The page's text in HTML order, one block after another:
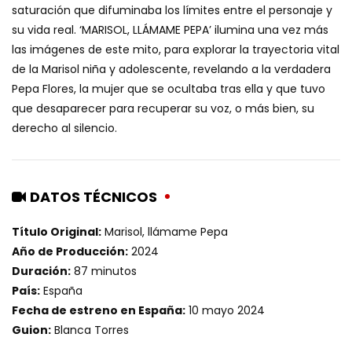
saturación que difuminaba los límites entre el personaje y
su vida real. ‘MARISOL, LLÁMAME PEPA’ ilumina una vez más
las imágenes de este mito, para explorar la trayectoria vital
de la Marisol niña y adolescente, revelando a la verdadera
Pepa Flores, la mujer que se ocultaba tras ella y que tuvo
que desaparecer para recuperar su voz, o más bien, su
derecho al silencio.
DATOS TÉCNICOS
Título Original: Marisol, llámame Pepa
Año de Producción: 2024
Duración: 87 minutos
País: España
Fecha de estreno en España: 10 mayo 2024
Guion: Blanca Torres